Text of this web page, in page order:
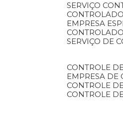
SERVIÇO
EMPRESA
SERVIÇO DE
CONTROLE
EMPRESA
CONTROLE
CONTROLE